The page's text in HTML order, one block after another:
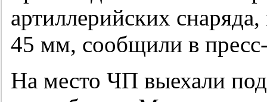
артиллерийских
45 мм, сообщили в
На место ЧП выехали